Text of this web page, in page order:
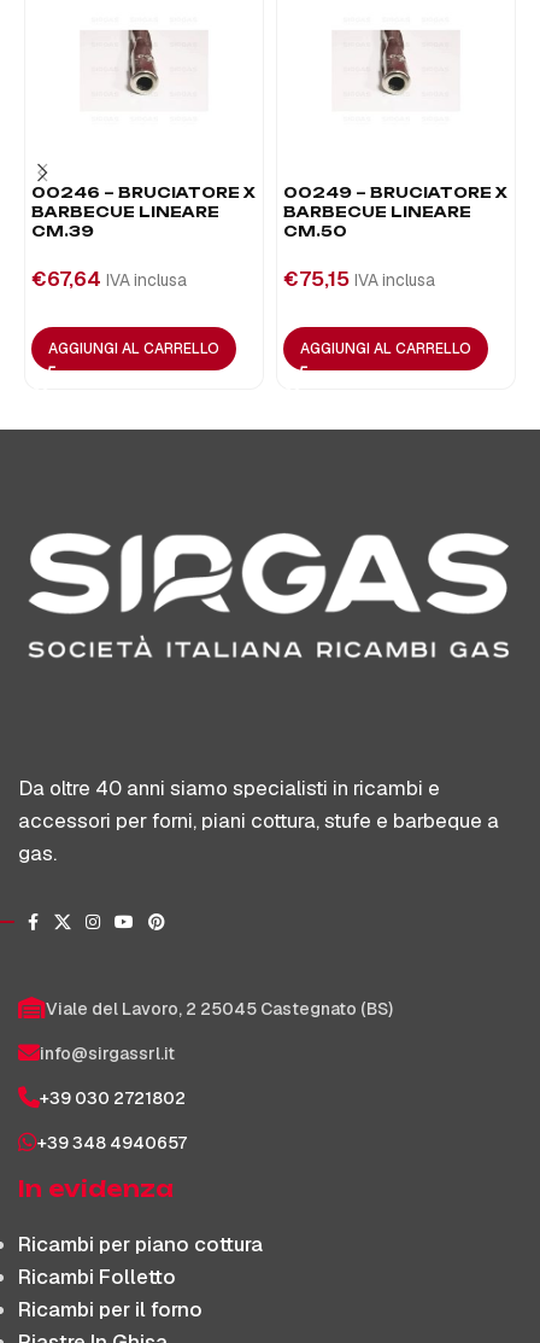
00246 – BRUCIATORE X
BARBECUE LINEARE
CM.39
€67,64 IVA inclusa
AGGIUNGI AL CARRELLO
00249 – BRUCIATORE X
BARBECUE LINEARE
CM.50
€75,15 IVA inclusa
AGGIUNGI AL CARRELLO
Da oltre 40 anni siamo specialisti in ricambi e
accessori per forni, piani cottura, stufe e barbeque a
gas.
Viale del Lavoro, 2 25045 Castegnato (BS)
info@sirgassrl.it
+39 030 2721802
+39 348 4940657
In evidenza
Ricambi per piano cottura
Ricambi Folletto
Ricambi per il forno